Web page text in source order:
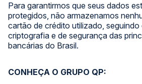
Para garantirmos que seus dados
protegidos, não armazenamos
cartão de crédito utilizado,
criptografia e de segurança das
bancárias do Brasil.
CONHEÇA O GRUPO QP: